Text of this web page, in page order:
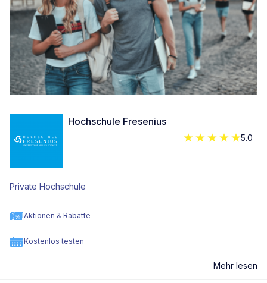
Hochschule Fresenius
5.0
Private Hochschule
Aktionen & Rabatte
Kostenlos testen
Mehr lesen